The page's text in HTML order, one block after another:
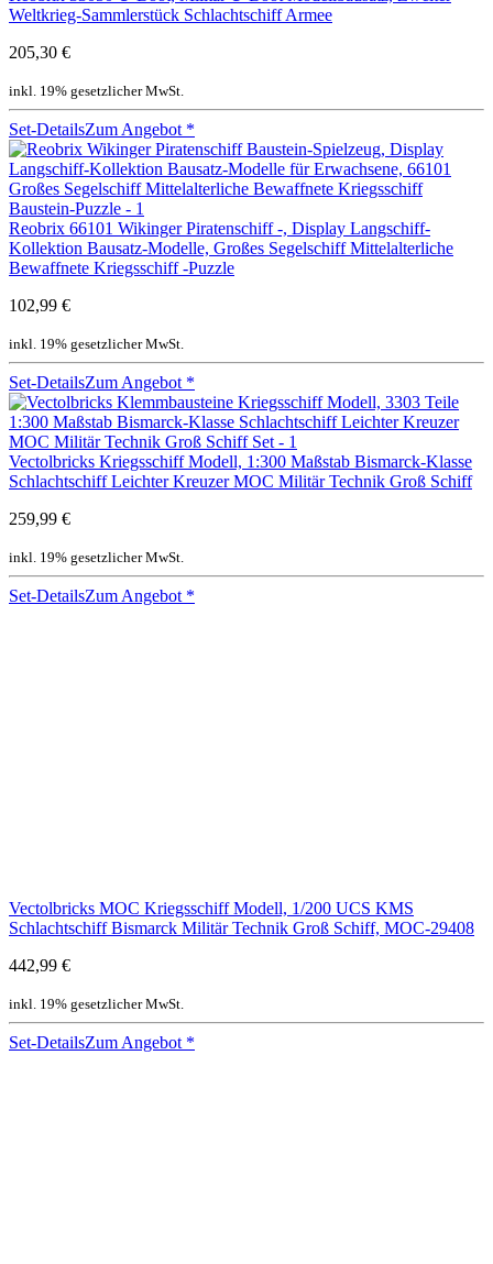
Weltkrieg-Sammlerstück Schlachtschiff Armee
205,30 €
inkl. 19% gesetzlicher MwSt.
Set-DetailsZum Angebot *
Reobrix 66101 Wikinger Piratenschiff -, Display Langschiff-
Kollektion Bausatz-Modelle, Großes Segelschiff Mittelalterliche
Bewaffnete Kriegsschiff -Puzzle
102,99 €
inkl. 19% gesetzlicher MwSt.
Set-DetailsZum Angebot *
Vectolbricks Kriegsschiff Modell, 1:300 Maßstab Bismarck-Klasse
Schlachtschiff Leichter Kreuzer MOC Militär Technik Groß Schiff
259,99 €
inkl. 19% gesetzlicher MwSt.
Set-DetailsZum Angebot *
Vectolbricks MOC Kriegsschiff Modell, 1/200 UCS KMS
Schlachtschiff Bismarck Militär Technik Groß Schiff, MOC-29408
442,99 €
inkl. 19% gesetzlicher MwSt.
Set-DetailsZum Angebot *